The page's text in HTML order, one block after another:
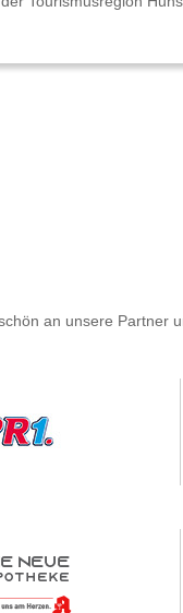
an unsere Partner